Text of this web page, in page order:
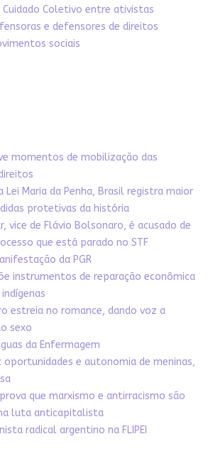
Coletivo entre ativistas
e defensores de direitos
sociais
momentos de mobilização das
Lei Maria da Penha, Brasil registra maior
protetivas da história
vice de Flávio Bolsonaro, é acusado de
que está parado no STF
da PGR
instrumentos de reparação econômica
estreia no romance, dando voz a
sexo
da Enfermagem
oportunidades e autonomia de meninas,
que marxismo e antirracismo são
luta anticapitalista
radical argentino na FLIPEI